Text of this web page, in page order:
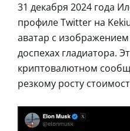
31 декабря 2024 года
профиле Twitter на
аватар с
доспехах гладиатора.
криптовалютном
резкому росту